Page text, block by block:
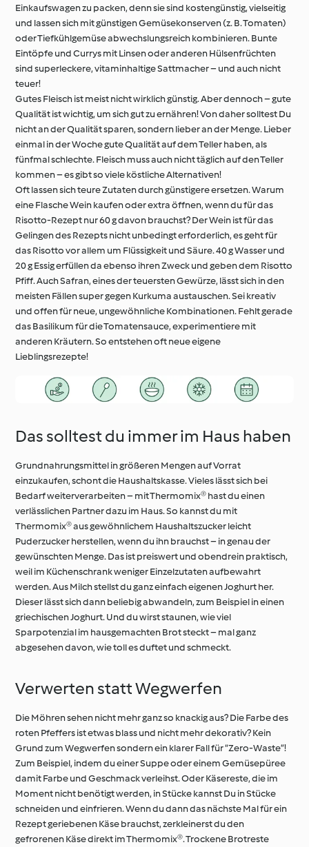
Einkaufswagen zu packen, denn sie sind kostengünstig, vielseitig
und lassen sich mit günstigen Gemüsekonserven (z. B. Tomaten)
oder Tiefkühlgemüse abwechslungsreich kombinieren. Bunte
Eintöpfe und Currys mit Linsen oder anderen Hülsenfrüchten
sind superleckere, vitaminhaltige Sattmacher – und auch nicht
teuer!
Gutes Fleisch ist meist nicht wirklich günstig. Aber dennoch – gute
Qualität ist wichtig, um sich gut zu ernähren! Von daher solltest Du
nicht an der Qualität sparen, sondern lieber an der Menge. Lieber
einmal in der Woche gute Qualität auf dem Teller haben, als
fünfmal schlechte. Fleisch muss auch nicht täglich auf den Teller
kommen – es gibt so viele köstliche Alternativen!
Oft lassen sich teure Zutaten durch günstigere ersetzen. Warum
eine Flasche Wein kaufen oder extra öffnen, wenn du für das
Risotto-Rezept nur 60 g davon brauchst? Der Wein ist für das
Gelingen des Rezepts nicht unbedingt erforderlich, es geht für
das Risotto vor allem um Flüssigkeit und Säure. 40 g Wasser und
20 g Essig erfüllen da ebenso ihren Zweck und geben dem Risotto
Pfiff. Auch Safran, eines der teuersten Gewürze, lässt sich in den
meisten Fällen super gegen Kurkuma austauschen. Sei kreativ
und offen für neue, ungewöhnliche Kombinationen. Fehlt gerade
das Basilikum für die Tomatensauce, experimentiere mit
anderen Kräutern. So entstehen oft neue eigene
Lieblingsrezepte!
Das solltest du immer im Haus haben
Grundnahrungsmittel in größeren Mengen auf Vorrat
einzukaufen, schont die Haushaltskasse. Vieles lässt sich bei
Bedarf weiterverarbeiten – mit Thermomix® hast du einen
verlässlichen Partner dazu im Haus. So kannst du mit
Thermomix® aus gewöhnlichem Haushaltszucker leicht
Puderzucker herstellen, wenn du ihn brauchst – in genau der
gewünschten Menge. Das ist preiswert und obendrein praktisch,
weil im Küchenschrank weniger Einzelzutaten aufbewahrt
werden. Aus Milch stellst du ganz einfach eigenen Joghurt her.
Dieser lässt sich dann beliebig abwandeln, zum Beispiel in einen
griechischen Joghurt. Und du wirst staunen, wie viel
Sparpotenzial im hausgemachten Brot steckt – mal ganz
abgesehen davon, wie toll es duftet und schmeckt.
Verwerten statt Wegwerfen
Die Möhren sehen nicht mehr ganz so knackig aus? Die Farbe des
roten Pfeffers ist etwas blass und nicht mehr dekorativ? Kein
Grund zum Wegwerfen sondern ein klarer Fall für “Zero-Waste”!
Zum Beispiel, indem du einer Suppe oder einem Gemüsepüree
damit Farbe und Geschmack verleihst. Oder Käsereste, die im
Moment nicht benötigt werden, in Stücke kannst Du in Stücke
schneiden und einfrieren. Wenn du dann das nächste Mal für ein
Rezept geriebenen Käse brauchst, zerkleinerst du den
gefrorenen Käse direkt im Thermomix®. Trockene Brotreste